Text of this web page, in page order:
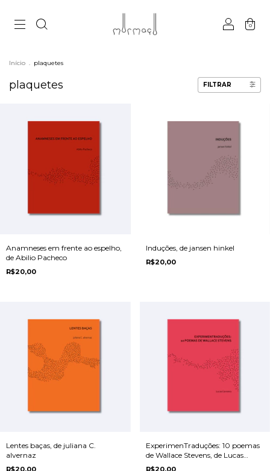
0
Início . plaquetes
plaquetes FILTRAR
Anamneses em frente ao espelho,
de Abilio Pacheco
R$20,00
Induções, de jansen hinkel
R$20,00
Lentes baças, de juliana C.
alvernaz
R$20,00
ExperimenTraduções: 10 poemas
de Wallace Stevens, de Lucas
Carneiro
R$20,00